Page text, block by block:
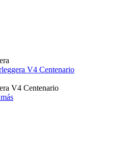
V4 Centenario
V4 Centenario